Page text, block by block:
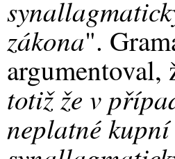
zákona".
argumentoval,
totiž že v
neplatné